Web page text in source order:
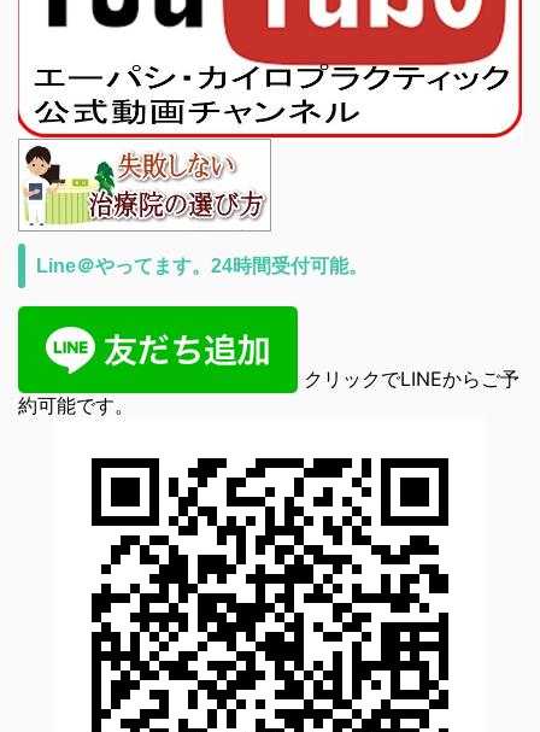
Line＠やってます。24時間受付可能。
クリックでLINEからご予
約可能です。